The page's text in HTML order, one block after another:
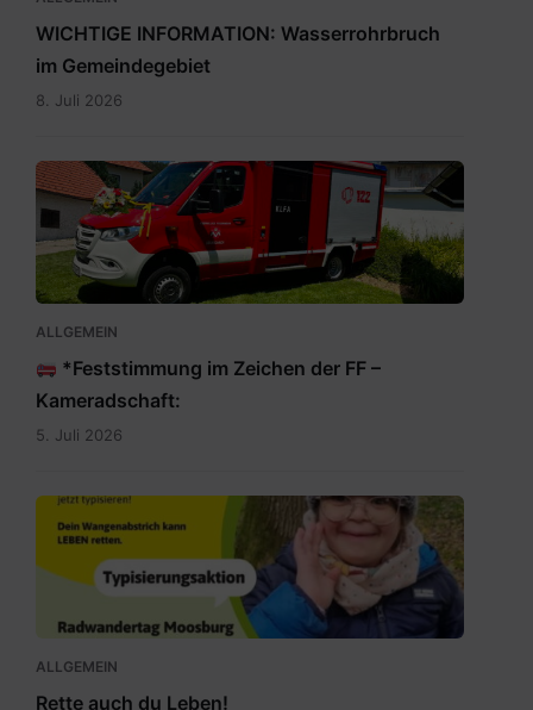
WICHTIGE INFORMATION: Wasserrohrbruch
im Gemeindegebiet
8. Juli 2026
IMG-
20260705-
WA0009.jpg
ALLGEMEIN
*Feststimmung im Zeichen der FF –
Kameradschaft:
5. Juli 2026
Rette
auch
du
ALLGEMEIN
Rette auch du Leben!